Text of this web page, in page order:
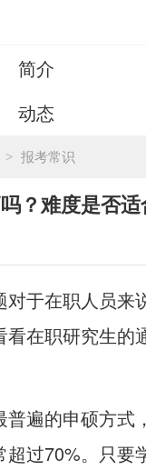
简介
动态
> 报考常识
？难度是否适
对于在职人员来
在职研究生的
遍的申硕方
过70%。只要